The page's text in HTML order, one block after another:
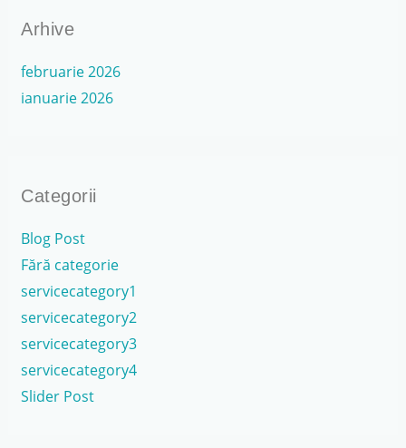
Arhive
februarie 2026
ianuarie 2026
Categorii
Blog Post
Fără categorie
servicecategory1
servicecategory2
servicecategory3
servicecategory4
Slider Post